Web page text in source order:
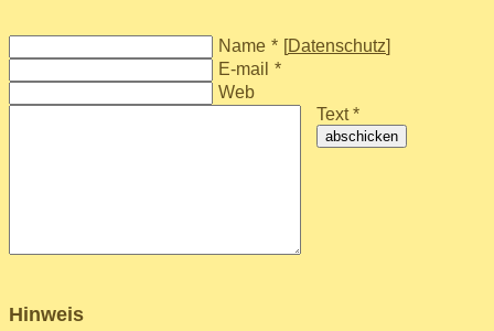
Name * [Datenschutz]
E-mail *
Web
Text *
abschicken
Hinweis